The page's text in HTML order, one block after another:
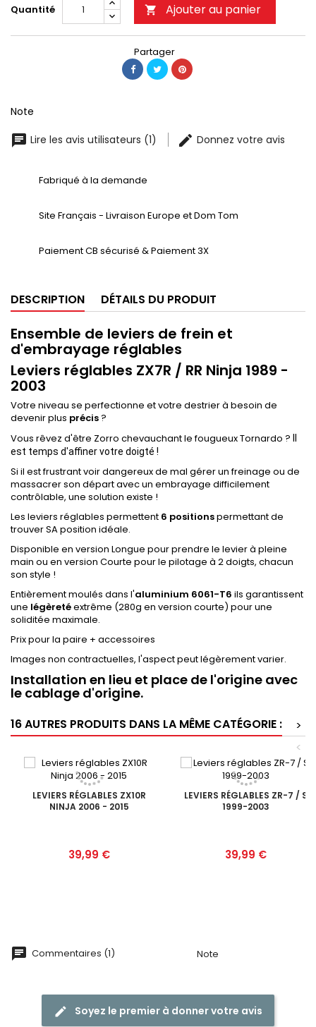
Quantité  Ajouter au panier
Partager
Note
Lire les avis utilisateurs (1)
Donnez votre avis
Fabriqué à la demande
Site Français - Livraison Europe et Dom Tom
Paiement CB sécurisé & Paiement 3X
DESCRIPTION DÉTAILS DU PRODUIT
Ensemble de leviers de frein et
d'embrayage réglables
Leviers réglables ZX7R / RR Ninja 1989 -
2003
Votre niveau se perfectionne et votre destrier à besoin de
devenir plus précis ?
Vous rêvez d'être Zorro chevauchant le fougueux Tornardo ?
est temps d'affiner votre doigté !
Si il est frustrant voir dangereux de mal gérer un freinage ou de
massacrer son départ avec un embrayage difficilement
contrôlable, une solution existe !
Les leviers réglables permettent 6 positionspermettant de
trouver SA position idéale.
Disponible en version Longue pour prendre le levier à pleine
main ou en version Courte pour le pilotage à 2 doigts, chacun
son style !
Entièrement moulés dans l'aluminium 6061-T6 ils garantissent
une légèretéextrême (280g en version courte) pour une
soliditée maximale.
Prix pour la paire + accessoires
Images non contractuelles, l'aspect peut légèrement varier.
Installation en lieu et place de l'origine avec
le cablage d'origine.
16 AUTRES PRODUITS DANS LA MÊME CATÉGORIE :
>
<
LEVIERS RÉGLABLES ZX10R
NINJA 2006 - 2015
Prix
39,99 €
LEVIERS RÉGLABLES ZR-7 / S
1999-2003
Prix
39,99 €
Commentaires (1) Note
Soyez le premier à donner votre avis